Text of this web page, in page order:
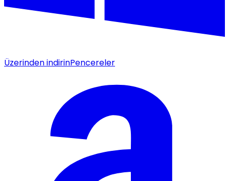
Üzerinden indirinPencereler